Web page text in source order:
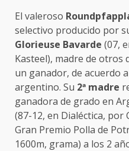
El valeroso
selectivo producido por
Glorieuse Bavarde (07,
Kasteel), madre de otros
un ganador, de acuerdo
argentino. Su 2ª madre
ganadora de grado en
(87-12, en Dialéctica, por
Gran Premio Polla de
1600m, grama) a los 2